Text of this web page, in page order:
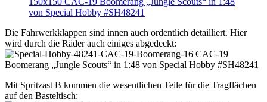
Die Fahrwerkklappen sind innen auch ordentlich detailliert. Hier
wird durch die Räder auch einiges abgedeckt:
Mit Spritzast B kommen die wesentlichen Teile für die Tragflächen
auf den Basteltisch: